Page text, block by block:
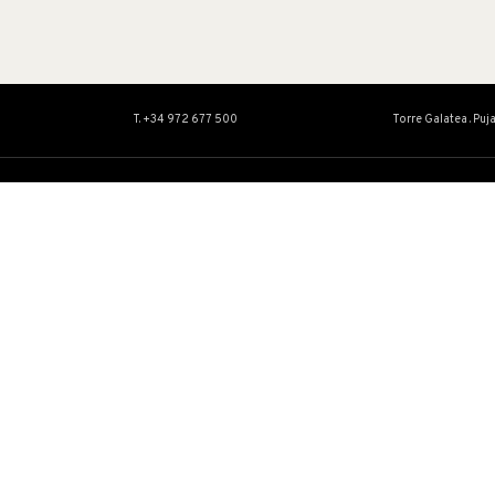
T. +34 972 677 500 Torre Galatea .